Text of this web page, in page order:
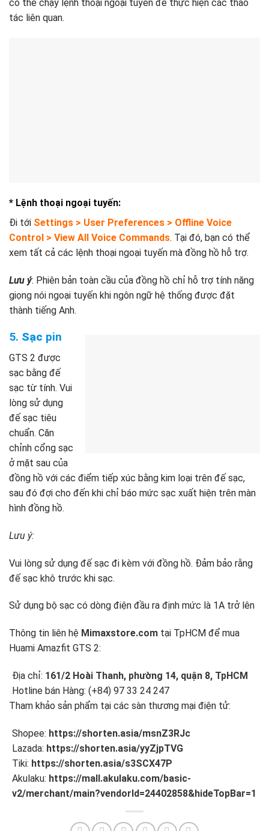
có thể chạy lệnh thoại ngoại tuyến để thực hiện các thao
tác liên quan.
* Lệnh thoại ngoại tuyến:
Đi tới Settings > User Preferences > Offline Voice
Control > View All Voice Commands. Tại đó, bạn có thể
xem tất cả các lệnh thoại ngoại tuyến mà đồng hồ hỗ trợ.
Lưu ý: Phiên bản toàn cầu của đồng hồ chỉ hỗ trợ tính năng
giọng nói ngoại tuyến khi ngôn ngữ hệ thống được đặt
thành tiếng Anh.
5. Sạc pin
GTS 2 được
sạc bằng đế
sạc từ tính. Vui
lòng sử dụng
đế sạc tiêu
chuẩn. Căn
chỉnh cổng sạc
ở mặt sau của
đồng hồ với các điểm tiếp xúc bằng kim loại trên đế sạc,
sau đó đợi cho đến khi chỉ báo mức sạc xuất hiện trên màn
hình đồng hồ.
Lưu ý:
Vui lòng sử dụng đế sạc đi kèm với đồng hồ. Đảm bảo rằng
đế sạc khô trước khi sạc.
Sử dụng bộ sạc có dòng điện đầu ra định mức là 1A trở lên
Thông tin liên hệ Mimaxstore.com tại TpHCM để mua
Huami Amazfit GTS 2:
Địa chỉ: 161/2 Hoài Thanh, phường 14, quận 8, TpHCM
Hotline bán Hàng: (+84) 97 33 24 247
Tham khảo sản phẩm tại các sàn thương mại điện tử:
Shopee: https://shorten.asia/msnZ3RJc
Lazada: https://shorten.asia/yyZjpTVG
Tiki: https://shorten.asia/s3SCX47P
Akulaku: https://mall.akulaku.com/basic-
v2/merchant/main?vendorId=24402858&hideTopBar=1